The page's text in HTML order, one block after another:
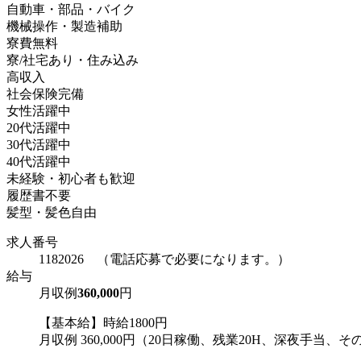
自動車・部品・バイク
機械操作・製造補助
寮費無料
寮/社宅あり・住み込み
高収入
社会保険完備
女性活躍中
20代活躍中
30代活躍中
40代活躍中
未経験・初心者も歓迎
履歴書不要
髪型・髪色自由
求人番号
1182026 （電話応募で必要になります。）
給与
月収例360,000円
【基本給】時給1800円
月収例 360,000円（20日稼働、残業20H、深夜手当、そ